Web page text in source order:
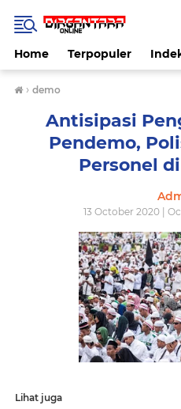
Home Terpopuler
› demo
Antisipasi
Pendemo,
Personel
13 October 2020 |
Lihat juga